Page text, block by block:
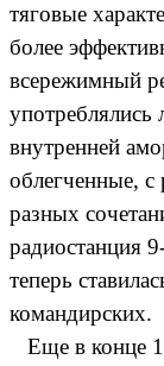
тяговые
более
всережимный
употреблялись
внутренней
облегченные, с
разных
радиостанция
теперь
командирских.
Еще в конце